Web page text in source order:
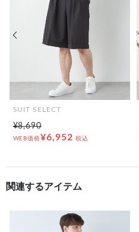
SUIT SELECT
¥8,690
WEB価格¥6,952 税込
前の画像
関連するアイテム